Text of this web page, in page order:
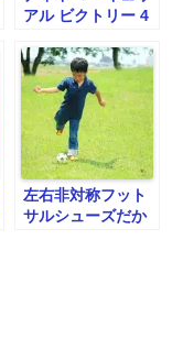
アル ビクトリー 4
トレーニングシュ
ーズ
左右非対称フット
サルシューズだか